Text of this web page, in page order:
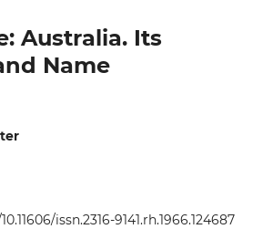
Australia. Its
Name
issn.2316-9141.rh.1966.124687